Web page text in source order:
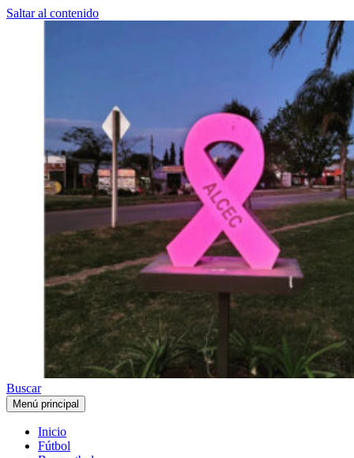
Saltar al contenido
Buscar
Menú principal
Inicio
Fútbol